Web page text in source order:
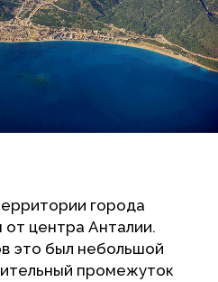
города
от центра Анталии.
это был небольшой
промежуток